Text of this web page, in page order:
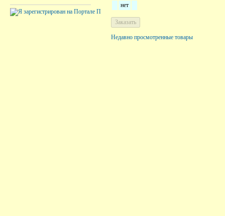
нет
Недавно просмотренные товары